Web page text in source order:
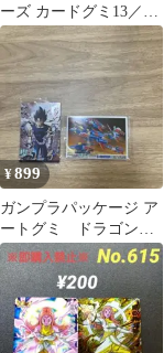
ーズ カードグミ13／
JPBC3 全種コンプ／バ
ラ売り不可
¥899
ガンプラパッケージ ア
ートグミ ドラゴンボ
ールイタジャガ シー
クレット